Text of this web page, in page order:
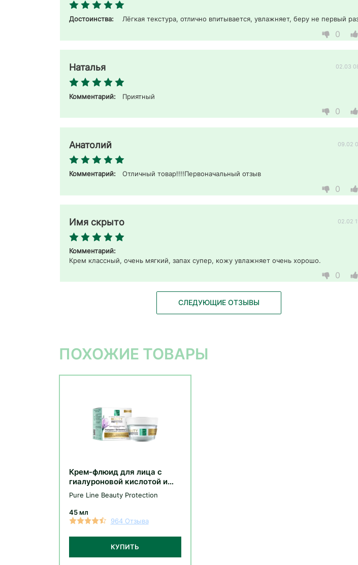
Достоинства: Лёгкая текстура, отлично впитывается, увлажняет, беру не первый
0
Наталья 02.03
Комментарий: Приятный
0
Анатолий 09.02
Комментарий: Отличный товар!!!!Первоначальный отзыв
0
Имя скрыто 02.02
Комментарий:
Крем классный, очень мягкий, запах супер, кожу увлажняет очень хорошо.
0
СЛЕДУЮЩИЕ ОТЗЫВЫ
ПОХОЖИЕ ТОВАРЫ
Крем-флюид для лица с
гиалуроновой кислотой и
витаминами С и E
Pure Line Beauty Protection
45 мл
964 Отзыва
КУПИТЬ